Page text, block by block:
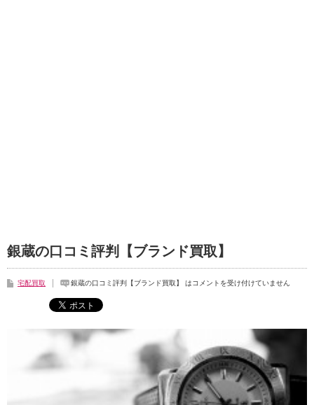
銀蔵の口コミ評判【ブランド買取】
宅配買取 銀蔵の口コミ評判【ブランド買取】 はコメントを受け付けていません